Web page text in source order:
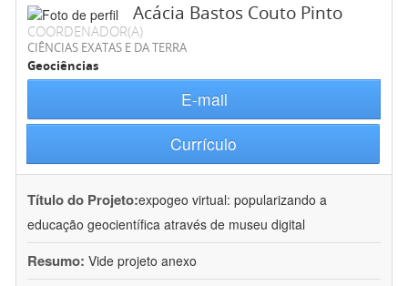
Acácia Bastos Couto Pinto
COORDENADOR(A)
CIÊNCIAS EXATAS E DA TERRA
Geociências
E-mail
Currículo
Título do Projeto:expogeo virtual: popularizando a
educação geocientífica através de museu digital
Resumo: Vide projeto anexo